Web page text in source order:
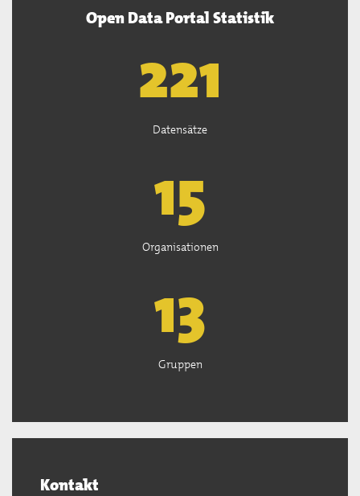
Open Data Portal Statistik
222
Datensätze
15
Organisationen
13
Gruppen
Kontakt